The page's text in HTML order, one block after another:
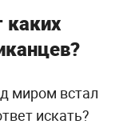
миром встал
искать?